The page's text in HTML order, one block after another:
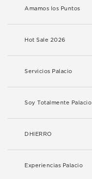
Amamos los Puntos
Hot Sale 2026
Servicios Palacio
Soy Totalmente Palacio
DHIERRO
Experiencias Palacio